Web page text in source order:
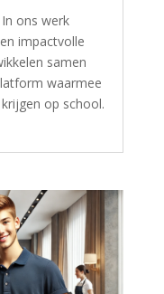
ons werk
impactvolle
samen
waarmee
op school.